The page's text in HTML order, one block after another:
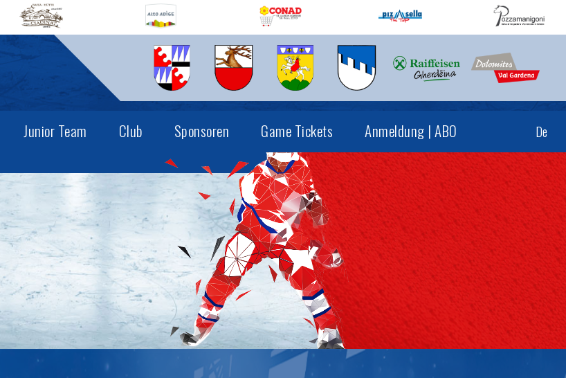
De
Junior Team Club Sponsoren Game Tickets Anmeldung | ABO